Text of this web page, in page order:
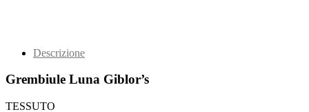
Descrizione
Grembiule Luna Giblor’s
TESSUTO